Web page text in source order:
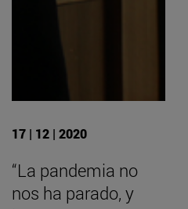
17 | 12 | 2020
“La pandemia no
nos ha parado, y